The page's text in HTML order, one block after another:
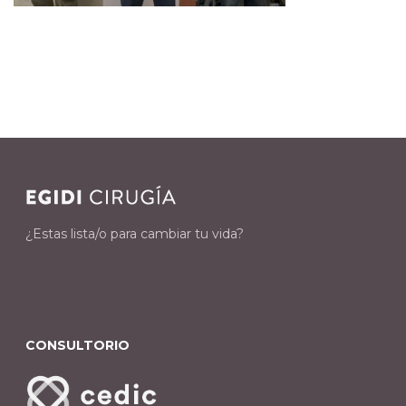
¿Estas lista/o para cambiar tu vida?
CONSULTORIO